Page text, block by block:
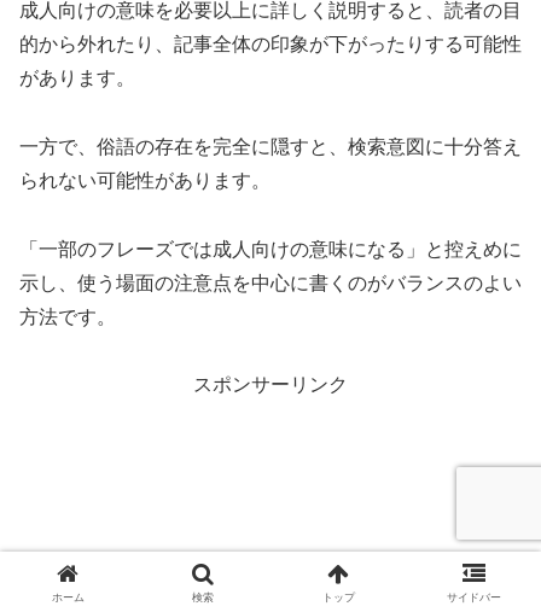
成人向けの意味を必要以上に詳しく説明すると、読者の目
的から外れたり、記事全体の印象が下がったりする可能性
があります。
一方で、俗語の存在を完全に隠すと、検索意図に十分答え
られない可能性があります。
「一部のフレーズでは成人向けの意味になる」と控えめに
示し、使う場面の注意点を中心に書くのがバランスのよい
方法です。
スポンサーリンク
ホーム 検索 トップ サイドバー